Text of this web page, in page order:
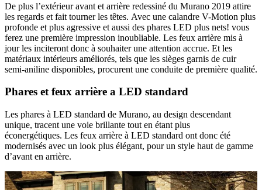
De plus l’extérieur avant et arrière redessiné du Murano 2019 attire
les regards et fait tourner les têtes. Avec une calandre V-Motion plus
profonde et plus agressive et aussi des phares LED plus nets! vous
ferez une première impression inoubliable. Les feux arrière mis à
jour les inciteront donc à souhaiter une attention accrue. Et les
matériaux intérieurs améliorés, tels que les sièges garnis de cuir
semi-aniline disponibles, procurent une conduite de première qualité.
Phares et feux arrière a LED standard
Les phares à LED standard de Murano, au design descendant
unique, tracent une voie brillante tout en étant plus
éconergétiques. Les feux arrière à LED standard ont donc été
modernisés avec un look plus élégant, pour un style haut de gamme
d’avant en arrière.